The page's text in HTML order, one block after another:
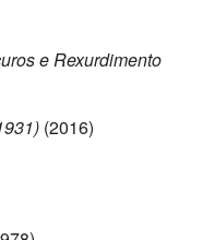
e Rexurdimento
(2016)